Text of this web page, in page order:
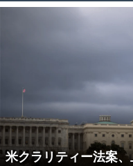
米クラリティー法案